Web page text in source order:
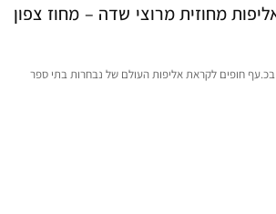
מחוזית מרוצי שדה – מחוז צפון
חופים לקראת אליפות העולם של נבחרות בתי ספר